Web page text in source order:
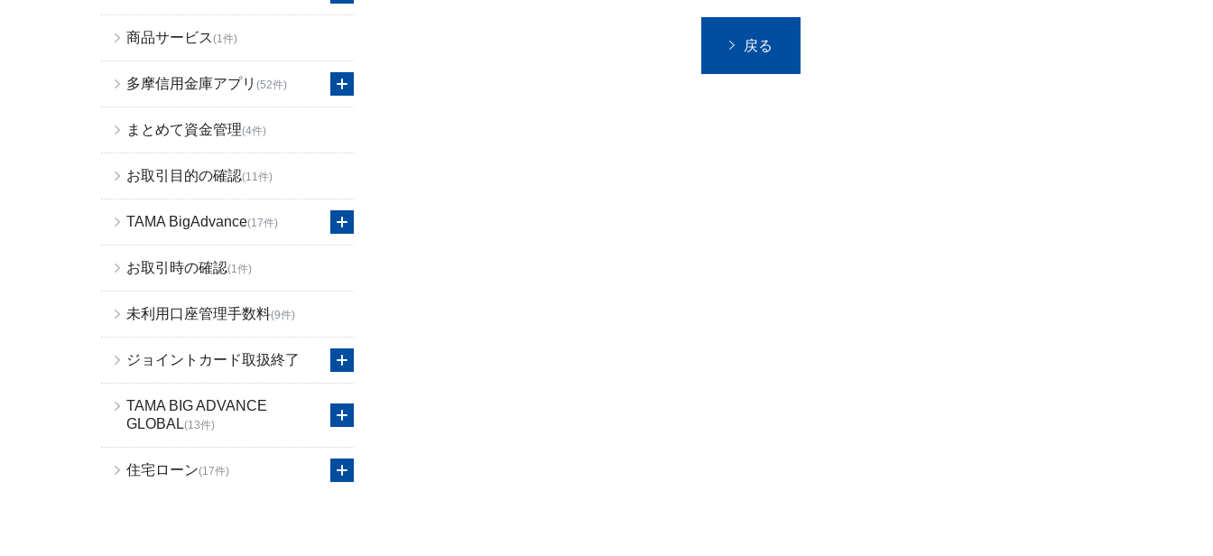
商品サービス(1件)
多摩信用金庫アプリ (52件)
まとめて資金管理(4件)
お取引目的の確認(11件)
TAMA BigAdvance(17件)
お取引時の確認(1件)
未利用口座管理手数料(9件)
ジョイントカード取扱終了
TAMA BIG ADVANCE
GLOBAL(13件)
住宅ローン(17件)
戻る